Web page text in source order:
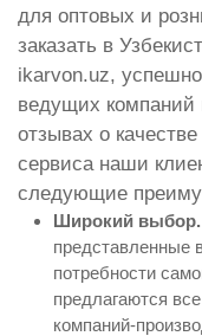
для оптовых и
заказать в
ikarvon.uz,
ведущих компаний
отзывах о
сервиса наши
следующие
Широкий выбор.
представленные
потребности
предлагаются
компаний-